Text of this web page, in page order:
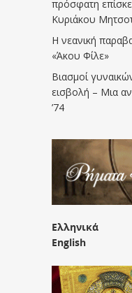
πρόσφατη
Κυριάκου
Η νεανική
«Άκου Φίλε»
Βιασμοί
εισβολή – Μια
’74
Ελληνικά
English